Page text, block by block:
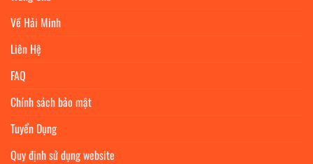
Về Hải Minh
Liên Hệ
FAQ
Chính sách bảo mật
Tuyển Dụng
Quy định sử dụng website